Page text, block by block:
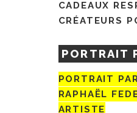
CADEAUX
CRÉATEURS
PORTRAIT
PORTRAIT
RAPHAËL
ARTISTE